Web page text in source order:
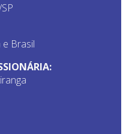
e Brasil